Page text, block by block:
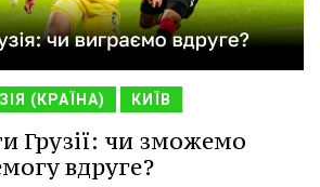
(КРАЇНА) КИЇВ
Грузії: чи зможемо
вдруге?